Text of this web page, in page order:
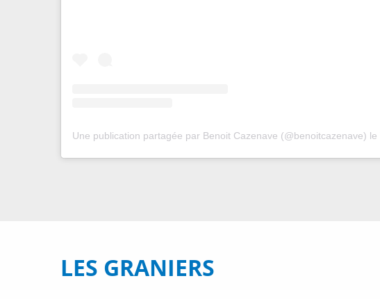
Une publication partagée par Benoit Cazenave (@benoitcazenave) le
LES GRANIERS